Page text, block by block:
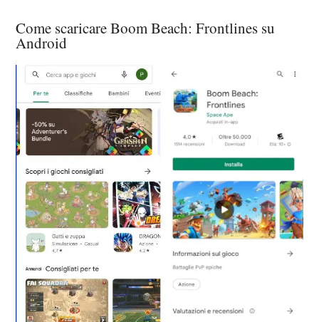
Come scaricare Boom Beach: Frontlines su
Android